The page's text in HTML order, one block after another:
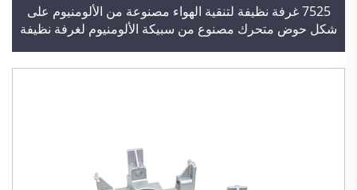
7525 غرفة نظيفة لتنقية الهواء مصنوعة من الألومنيوم على
شكل حوض متحرك مصنوع من سبيكة الألومنيوم لغرفة نظيفة